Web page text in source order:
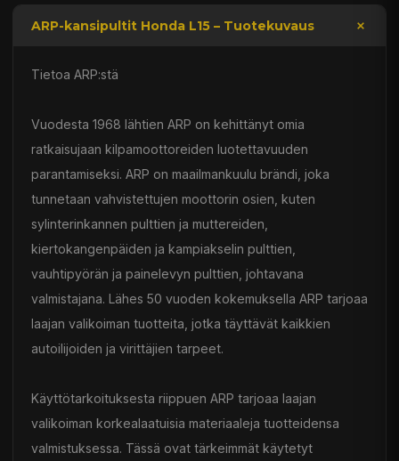
ARP-kansipultit Honda L15 – Tuotekuvaus
Tietoa ARP:stä
Vuodesta 1968 lähtien ARP on kehittänyt omia
ratkaisujaan kilpamoottoreiden luotettavuuden
parantamiseksi. ARP on maailmankuulu brändi, joka
tunnetaan vahvistettujen moottorin osien, kuten
sylinterinkannen pulttien ja muttereiden,
kiertokangenpäiden ja kampiakselin pulttien,
vauhtipyörän ja painelevyn pulttien, johtavana
valmistajana. Lähes 50 vuoden kokemuksella ARP tarjoaa
laajan valikoiman tuotteita, jotka täyttävät kaikkien
autoilijoiden ja virittäjien tarpeet.
Käyttötarkoituksesta riippuen ARP tarjoaa laajan
valikoiman korkealaatuisia materiaaleja tuotteidensa
valmistuksessa. Tässä ovat tärkeimmät käytetyt